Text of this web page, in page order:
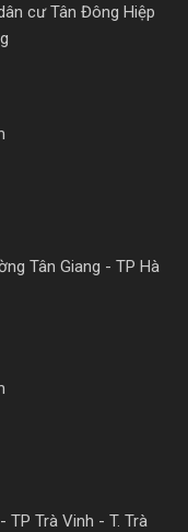
cư Tân Đông Hiệp
Tân Giang - TP Hà
TP Trà Vinh - T. Trà